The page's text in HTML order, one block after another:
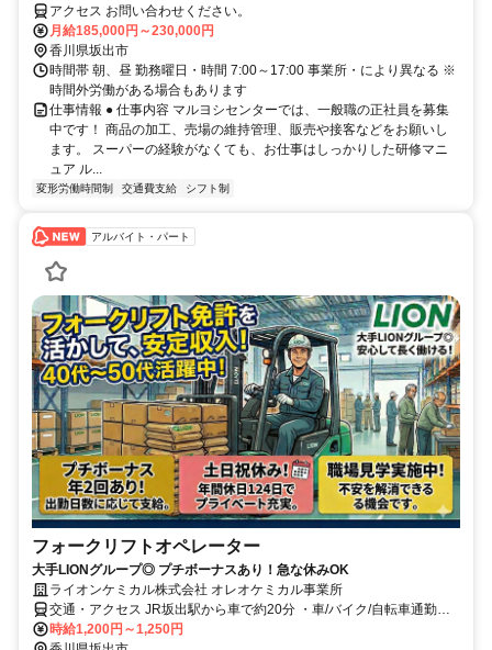
アクセス お問い合わせください。
月給185,000円～230,000円
香川県坂出市
時間帯 朝、昼 勤務曜日・時間 7:00～17:00 事業所・により異なる ※
時間外労働がある場合もあります
仕事情報 ● 仕事内容 マルヨシセンターでは、一般職の正社員を募集
中です！ 商品の加工、売場の維持管理、販売や接客などをお願いし
ます。 スーパーの経験がなくても、お仕事はしっかりした研修マニ
ュア ル...
変形労働時間制 交通費支給 シフト制
アルバイト・パート
フォークリフトオペレーター
大手LIONグループ◎ プチボーナスあり！急な休みOK
ライオンケミカル株式会社 オレオケミカル事業所
交通・アクセス JR坂出駅から車で約20分 ・車/バイク/自転車通勤と
なります。(無料駐車場あり)
時給1,200円～1,250円